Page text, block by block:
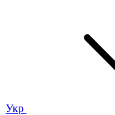
Укр